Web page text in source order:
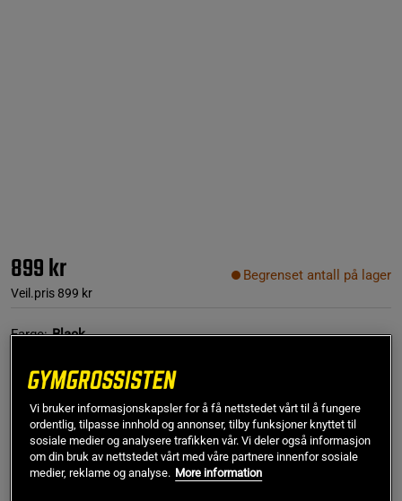
899 kr
Veil.pris 899 kr
Begrenset antall på lager
Farge: Black
Vi bruker informasjonskapsler for å få nettstedet vårt til å fungere
ordentlig, tilpasse innhold og annonser, tilby funksjoner knyttet til
sosiale medier og analysere trafikken vår. Vi deler også informasjon
om din bruk av nettstedet vårt med våre partnere innenfor sosiale
medier, reklame og analyse. More information